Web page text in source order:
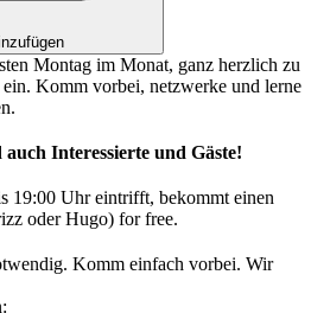
Montag im Monat, ganz herzlich zu
Komm vorbei, netzwerke und lerne
Interessierte und Gäste!
19:00 Uhr eintrifft, bekommt einen
oder Hugo) for free.
Komm einfach vorbei. Wir